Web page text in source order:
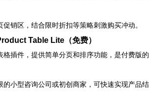
促销区，结合限时折扣等策略刺激购买冲动。
Table Lite（免费）
格插件，提供简单分页和排序功能，是付费版的
的小型咨询公司或初创商家，可快速实现产品结